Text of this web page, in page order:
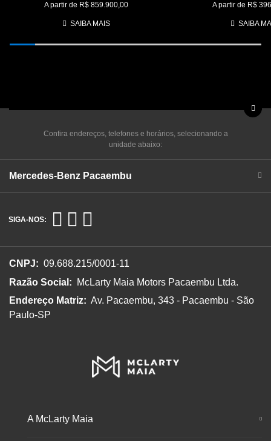
A partir de R$ 859.900,00
SAIBA MAIS
A partir de R$
SAIBA
Confira endereços, telefones e horários, selecionando a
unidade abaixo:
Mercedes-Benz Pacaembu
SIGA-NOS:
CNPJ: 09.688.215/0001-11
Razão Social:
McLarty Maia Motors Pacaembu Ltda.
Endereço Matriz: Av. Pacaembu, 343 - Pacaembu - São
Paulo-SP
A McLarty Maia